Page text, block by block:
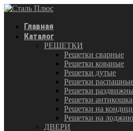
Главная
Каталог
РЕШЕТКИ
Решетки сварные
Решетки кованые
Решетки дутые
Решетки
Решетки
Решетки антикошка
Решетки на
Решетки на лоджию
ДВЕРИ